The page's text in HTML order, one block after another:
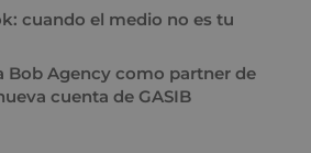
cuando el medio no es tu
Bob Agency como partner de
cuenta de GASIB